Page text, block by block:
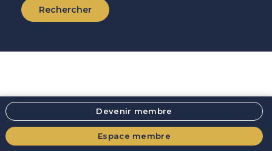
Devenir membre
Espace membre